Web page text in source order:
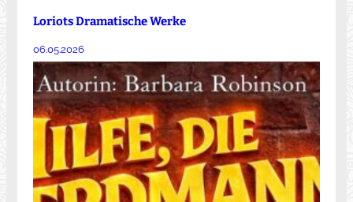
Loriots Dramatische Werke
06.05.2026